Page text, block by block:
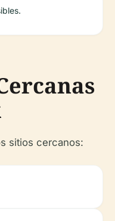
sitios cercanos: